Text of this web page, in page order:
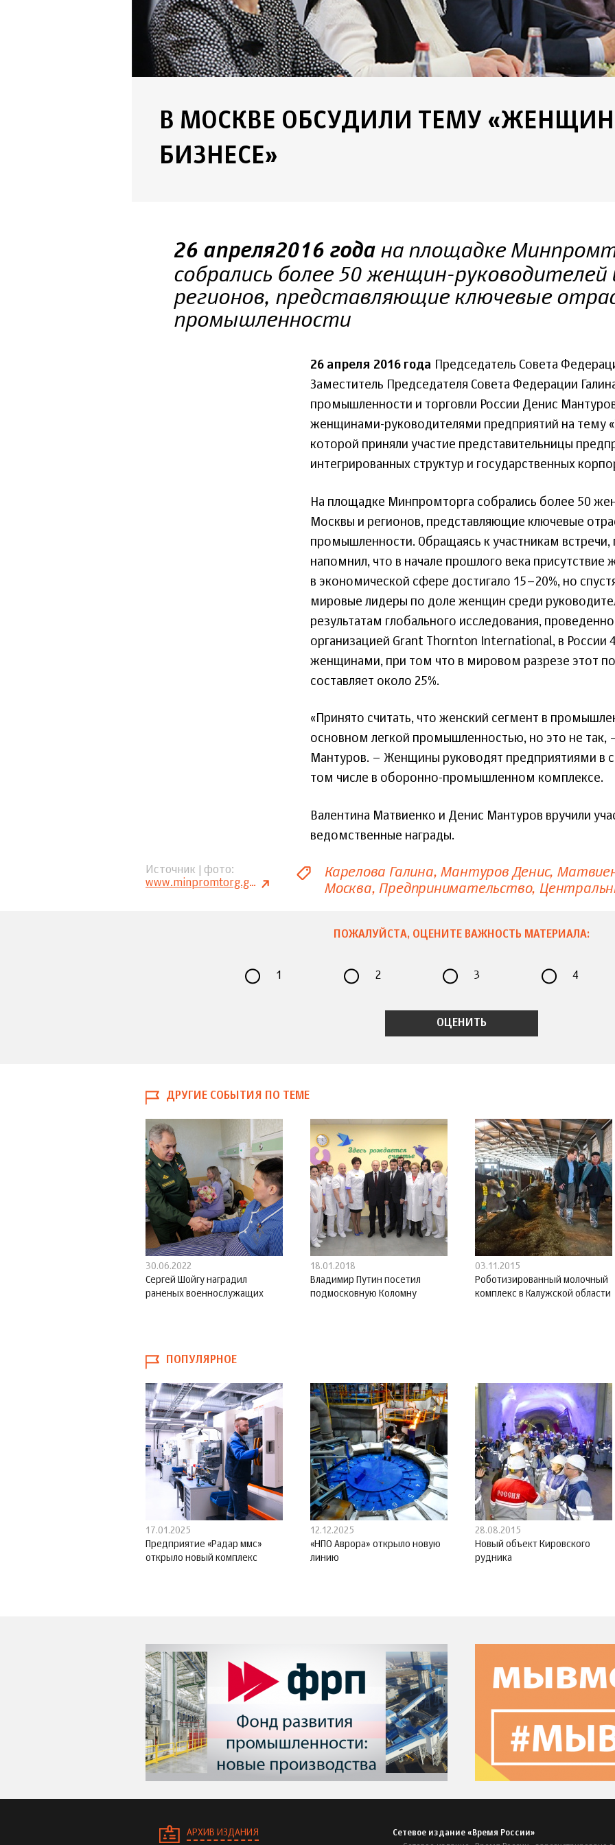
В МОСКВЕ ОБСУДИЛИ ТЕМУ
БИЗНЕСЕ»
26 апреля 2016 годана площадке
собрались более 50 женщин-руководителей
регионов, представляющие ключевые
промышленности
26 апреля 2016 года
Председатель Совета
Заместитель Председателя Совета Федерации
промышленности и торговли России Денис
женщинами-руководителями предприятий на тему
которой приняли участие представительницы
интегрированных структур и государственных
На площадке Минпромторга собрались более 50
Москвы и регионов, представляющие ключевые
промышленности. Обращаясь к участникам встречи,
напомнил, что в начале прошлого века
в экономической сфере достигало 15–20%, но
мировые лидеры по доле женщин среди
результатам глобального исследования,
организацией Grant Thornton International, в России
женщинами, при том что в мировом разрезе этот
составляет около 25%.
«Принято считать, что женский сегмент в
основном легкой промышленностью, но это не так,
Мантуров. – Женщины руководят предприятиями в
том числе в оборонно-промышленном комплексе.
Валентина Матвиенко и Денис Мантуров вручили
ведомственные награды.
Источник | фото
www.minpromtorg.gov.ru
Карелова Галина Мантуров Денис
Москва Предпринимательство
ПОЖАЛУЙСТА, ОЦЕНИТЕ ВАЖНОСТЬ МАТЕРИАЛА:
1 2 3 4
ДРУГИЕ СОБЫТИЯ ПО ТЕМЕ
30.06.2022
Сергей Шойгу наградил
раненых военнослужащих
18.01.2018
Владимир Путин посетил
подмосковную Коломну
03.11.2015
Роботизированный молочный
комплекс в Калужской области
ПОПУЛЯРНОЕ
17.01.2025
Предприятие «Радар ммс»
открыло новый комплекс
12.12.2025
«НПО Аврора» открыло новую
линию
28.08.2015
Новый объект Кировского
рудника
АРХИВ ИЗДАНИЯ
Сетевое издание «Время России»